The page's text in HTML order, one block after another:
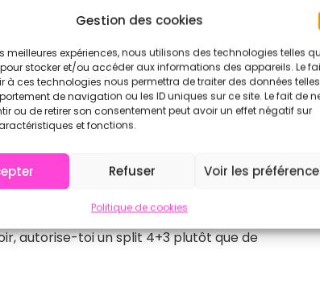
Gestion des cookies
meilleures expériences, nous utilisons des technologies telles
stocker et/ou accéder aux informations des appareils. Le
à ces technologies nous permettra de traiter des données telles
de navigation ou les ID uniques sur ce site. Le fait de
ou de retirer son consentement peut avoir un effet négatif sur
et fonctions.
Refuser Voir les
Politique de cookies
(7 reps également). Pour la course,
parfaitement. L’objectif est de
importe le tempo.
dans Anvil
front squat et un push press en un seul
le plan énergétique. Sur 7 reps, la
la bonne stratégie aux rounds 1 et 2. À
autorise-toi un split 4+3 plutôt que de